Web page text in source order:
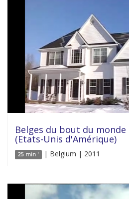
Belges du bout du
(Etats-Unis d'Amérique)
25 min ' | Belgium | 2011